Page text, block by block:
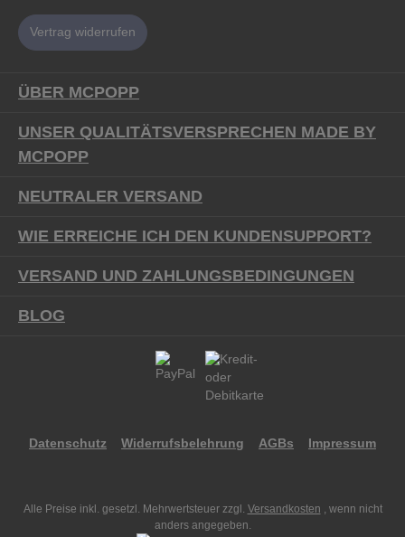
Vertrag widerrufen
ÜBER MCPOPP
UNSER QUALITÄTSVERSPRECHEN MADE BY
MCPOPP
NEUTRALER VERSAND
WIE ERREICHE ICH DEN KUNDENSUPPORT?
VERSAND UND ZAHLUNGSBEDINGUNGEN
BLOG
Datenschutz Widerrufsbelehrung AGBs Impressum
Alle Preise inkl. gesetzl. Mehrwertsteuer zzgl. Versandkosten , wenn nicht
anders angegeben.